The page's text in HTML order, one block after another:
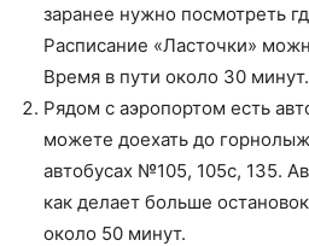
заранее нужно посмотреть
Расписание «Ласточки»
Время в пути около 30 минут.
Рядом с аэропортом есть
можете доехать до
автобусах №105, 105с, 135.
как делает больше
около 50 минут.